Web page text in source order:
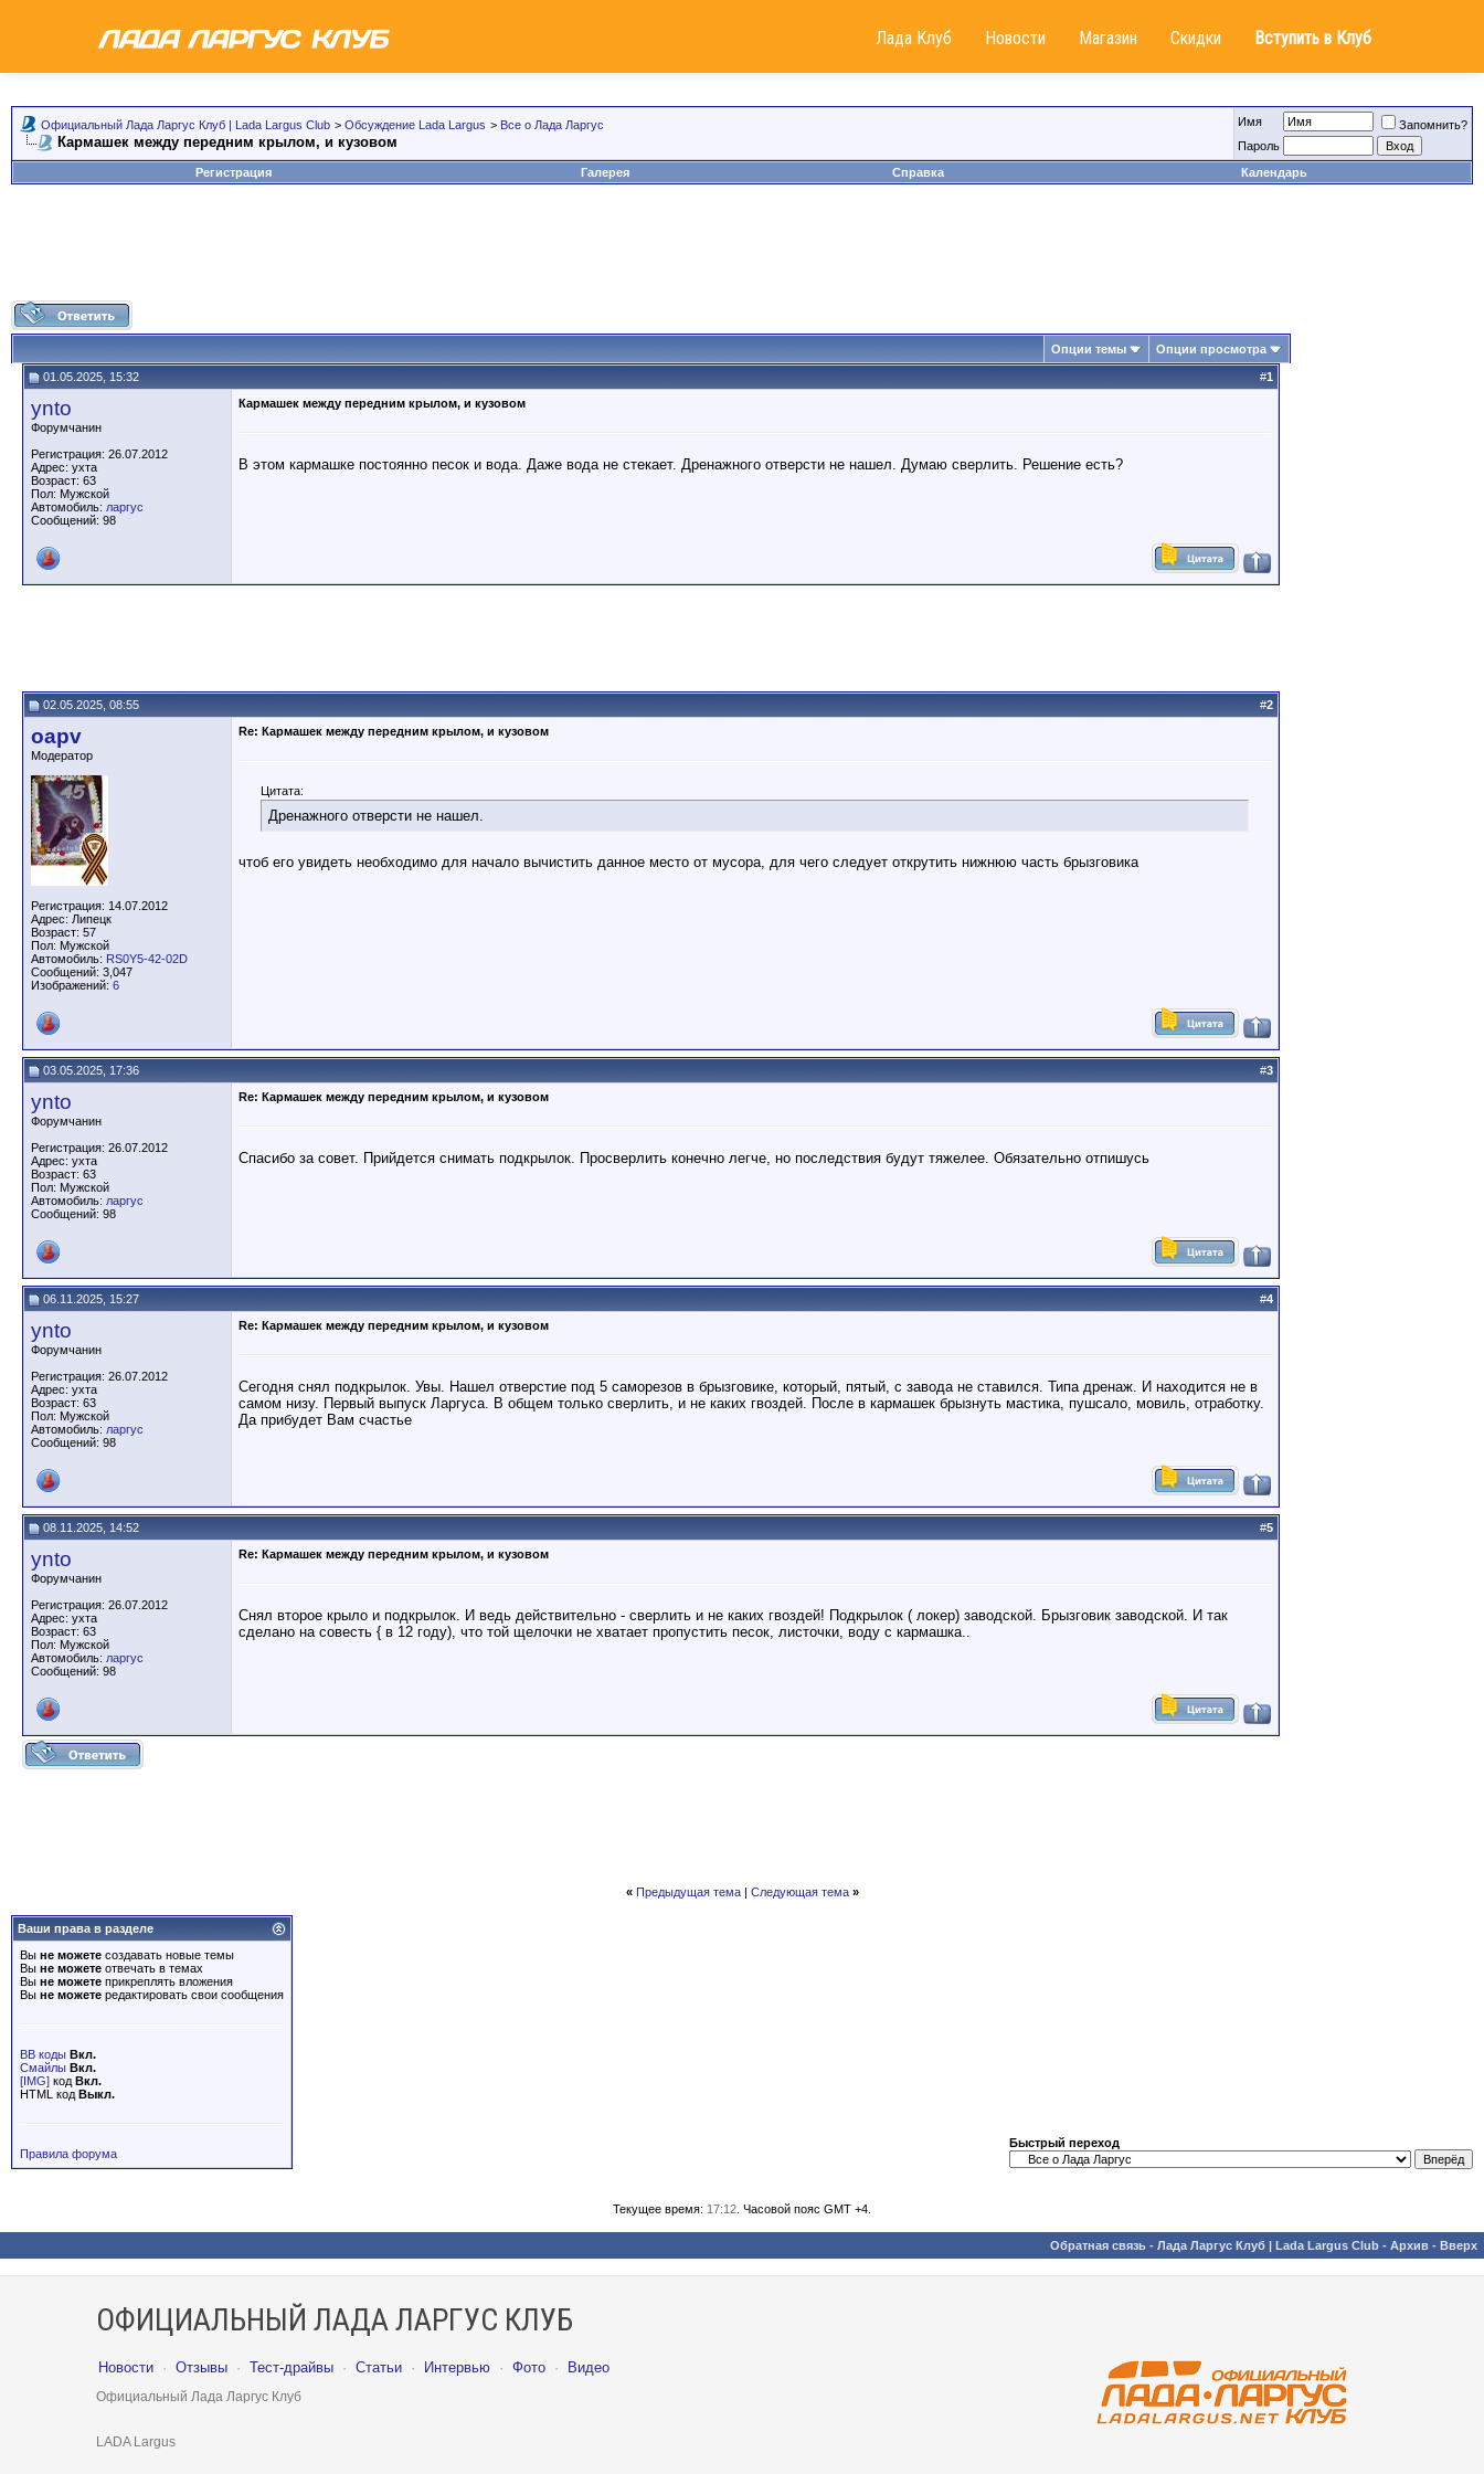
Лада Клуб Новости Магазин Скидки Вступить в Клуб
Официальный Лада Ларгус Клуб | Lada Largus Club > Обсуждение Lada Largus > Все о Лада Ларгус
Кармашек между передним крылом, и кузовом
Имя
Запомнить?
Пароль
Регистрация
Галерея Справка Календарь
Опции темы Опции просмотра
01.05.2025, 15:32 #1
ynto
Форумчанин
Регистрация: 26.07.2012
Адрес: ухта
Возраст: 63
Пол: Мужской
Автомобиль: ларгус
Сообщений: 98
Кармашек между передним крылом, и кузовом
В этом кармашке постоянно песок и вода. Даже вода не стекает. Дренажного отверсти не нашел. Думаю сверлить. Решение есть?
02.05.2025, 08:55 #2
oapv
Модератор
Регистрация: 14.07.2012
Адрес: Липецк
Возраст: 57
Пол: Мужской
Автомобиль: RS0Y5-42-02D
Сообщений: 3,047
Изображений: 6
Re: Кармашек между передним крылом, и кузовом
Цитата:
Дренажного отверсти не нашел.
чтоб его увидеть необходимо для начало вычистить данное место от мусора, для чего следует открутить нижнюю часть брызговика
03.05.2025, 17:36 #3
ynto
Форумчанин
Регистрация: 26.07.2012
Адрес: ухта
Возраст: 63
Пол: Мужской
Автомобиль: ларгус
Сообщений: 98
Re: Кармашек между передним крылом, и кузовом
Спасибо за совет. Прийдется снимать подкрылок. Просверлить конечно легче, но последствия будут тяжелее. Обязательно отпишусь
06.11.2025, 15:27 #4
ynto
Форумчанин
Регистрация: 26.07.2012
Адрес: ухта
Возраст: 63
Пол: Мужской
Автомобиль: ларгус
Сообщений: 98
Re: Кармашек между передним крылом, и кузовом
Сегодня снял подкрылок. Увы. Нашел отверстие под 5 саморезов в брызговике, который, пятый, с завода не ставился. Типа дренаж. И находится не в
самом низу. Первый выпуск Ларгуса. В общем только сверлить, и не каких гвоздей. После в кармашек брызнуть мастика, пушсало, мовиль, отработку.
Да прибудет Вам счастье
08.11.2025, 14:52 #5
ynto
Форумчанин
Регистрация: 26.07.2012
Адрес: ухта
Возраст: 63
Пол: Мужской
Автомобиль: ларгус
Сообщений: 98
Re: Кармашек между передним крылом, и кузовом
Снял второе крыло и подкрылок. И ведь действительно - сверлить и не каких гвоздей! Подкрылок ( локер) заводской. Брызговик заводской. И так
сделано на совесть { в 12 году), что той щелочки не хватает пропустить песок, листочки, воду с кармашка..
« Предыдущая тема| Следующая тема »
Ваши права в разделе
Вы не можете создавать новые темы
Вы не можете отвечать в темах
Вы не можете прикреплять вложения
Вы не можете редактировать свои сообщения
BB коды Вкл.
Смайлы Вкл.
[IMG] код Вкл.
HTML код Выкл.
Правила форума
Быстрый переход
Текущее время: 17:12 . Часовой пояс GMT +4.
Обратная связь - Лада Ларгус Клуб | Lada Largus Club - Архив - Вверх
ОФИЦИАЛЬНЫЙ ЛАДА ЛАРГУС КЛУБ
Новости · Отзывы · Тест-драйвы · Статьи · Интервью · Фото · Видео
Официальный Лада Ларгус Клуб
LADA Largus